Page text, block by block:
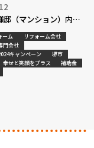
邸（マンション）内窓
定
ーム
リフォーム会社
門会社
キャンペーン
堺市
幸せと笑顔をプラス
補助金